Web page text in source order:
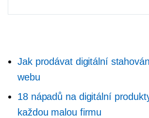
Jak prodávat digitální
webu
18 nápadů na digitální
každou malou firmu